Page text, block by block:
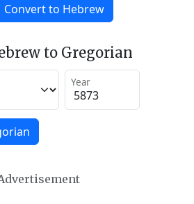
Convert to Hebrew
to Gregorian
Year